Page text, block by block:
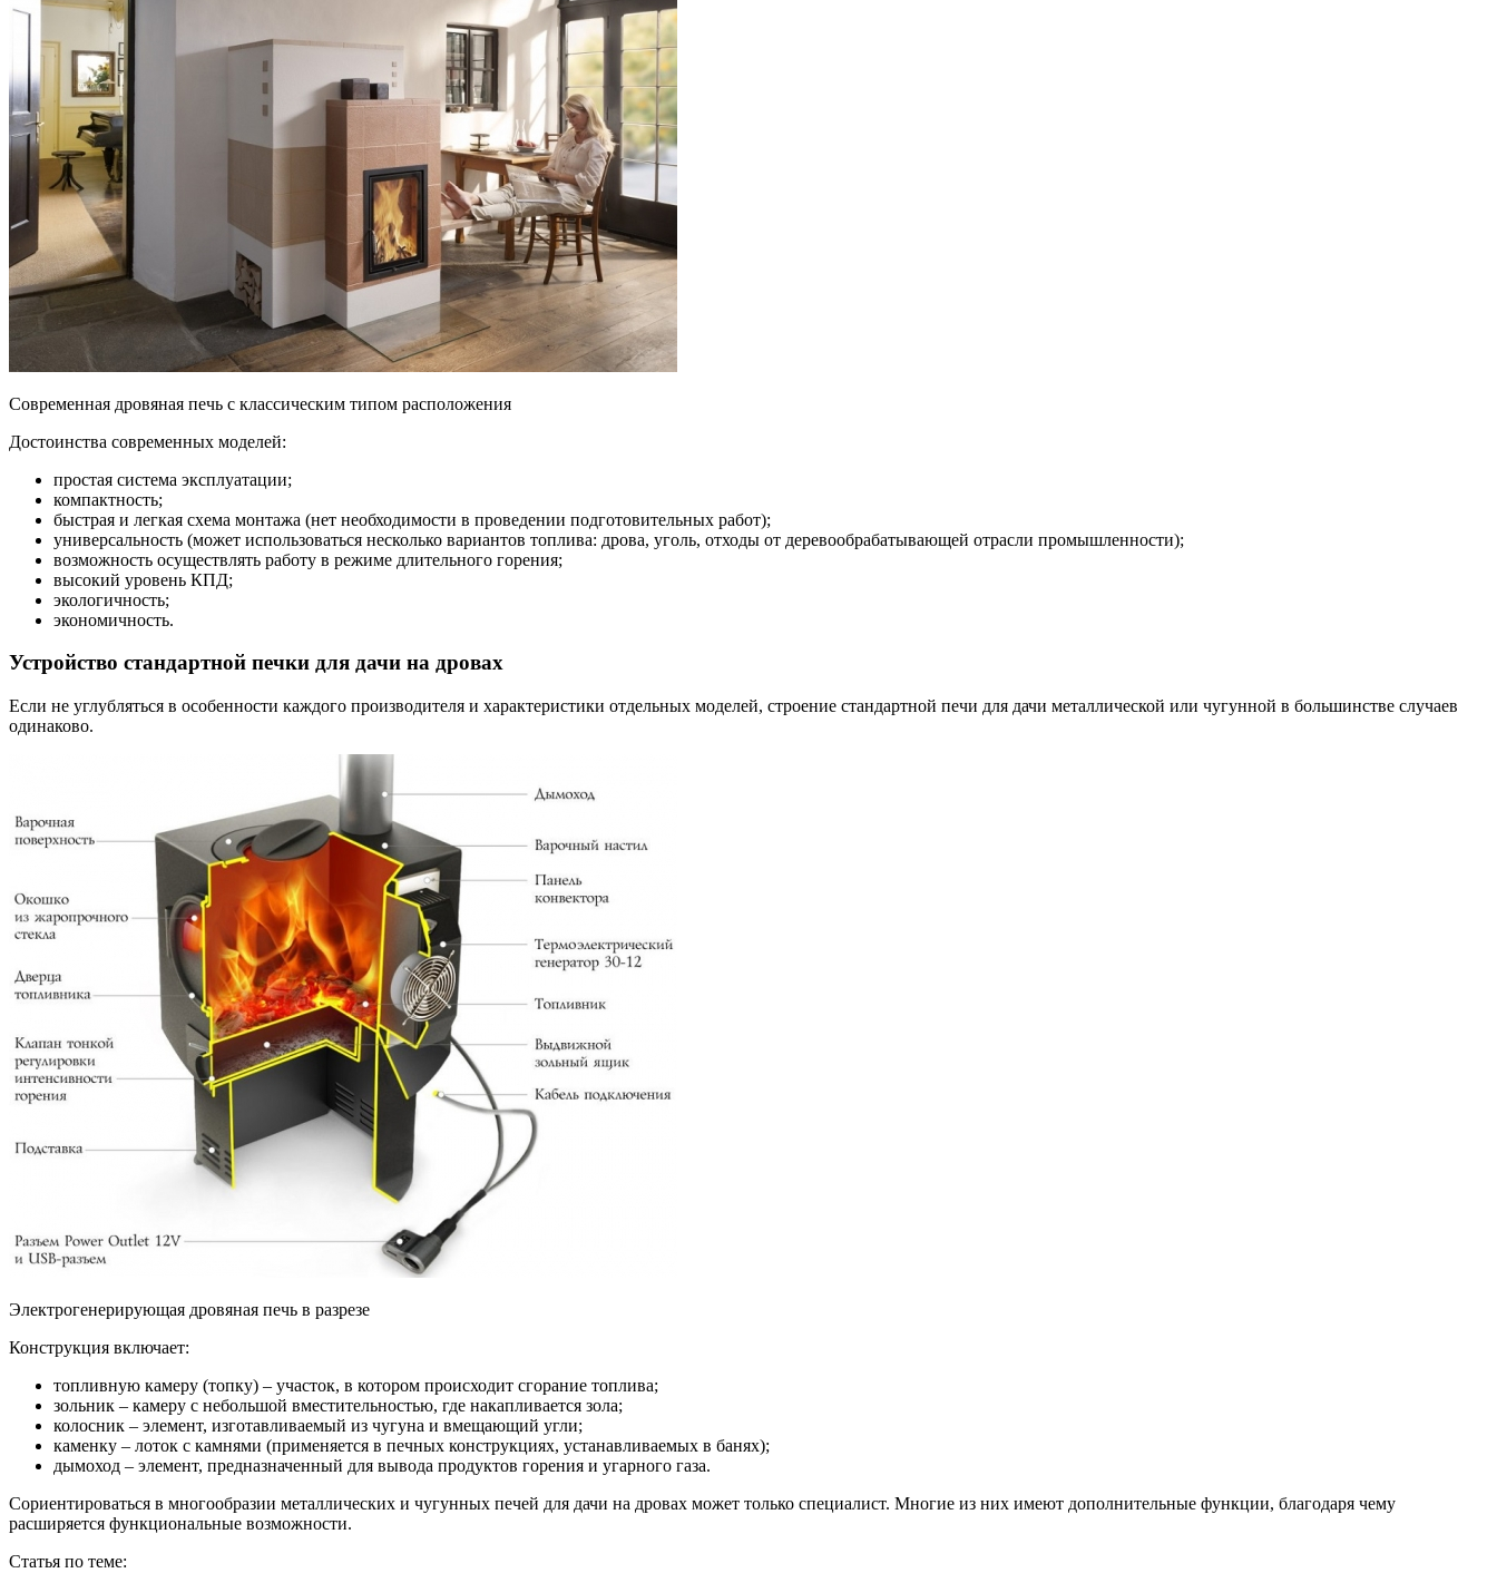
Современная дровяная печь с классическим типом расположения
Достоинства современных моделей:
простая система эксплуатации;
компактность;
быстрая и легкая схема монтажа (нет необходимости в проведении подготовительных работ);
универсальность (может использоваться несколько вариантов топлива: дрова, уголь, отходы от деревообрабатывающей отрасли промышленности);
возможность осуществлять работу в режиме длительного горения;
высокий уровень КПД;
экологичность;
экономичность.
Устройство стандартной печки для дачи на дровах
Если не углубляться в особенности каждого производителя и характеристики отдельных моделей, строение стандартной печи для дачи металлической или чугунной в большинстве случаев
одинаково.
Электрогенерирующая дровяная печь в разрезе
Конструкция включает:
топливную камеру (топку) – участок, в котором происходит сгорание топлива;
зольник – камеру с небольшой вместительностью, где накапливается зола;
колосник – элемент, изготавливаемый из чугуна и вмещающий угли;
каменку – лоток с камнями (применяется в печных конструкциях, устанавливаемых в банях);
дымоход – элемент, предназначенный для вывода продуктов горения и угарного газа.
Сориентироваться в многообразии металлических и чугунных печей для дачи на дровах может только специалист. Многие из них имеют дополнительные функции, благодаря чему
расширяется функциональные возможности.
Статья по теме: